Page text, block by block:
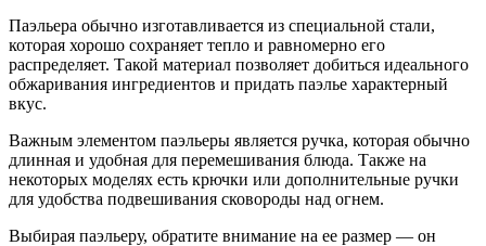
Паэльера обычно изготавливается из специальной стали,
которая хорошо сохраняет тепло и равномерно его
распределяет. Такой материал позволяет добиться идеального
обжаривания ингредиентов и придать паэлье характерный
вкус.
Важным элементом паэльеры является ручка, которая обычно
длинная и удобная для перемешивания блюда. Также на
некоторых моделях есть крючки или дополнительные ручки
для удобства подвешивания сковороды над огнем.
Выбирая паэльеру, обратите внимание на ее размер — он